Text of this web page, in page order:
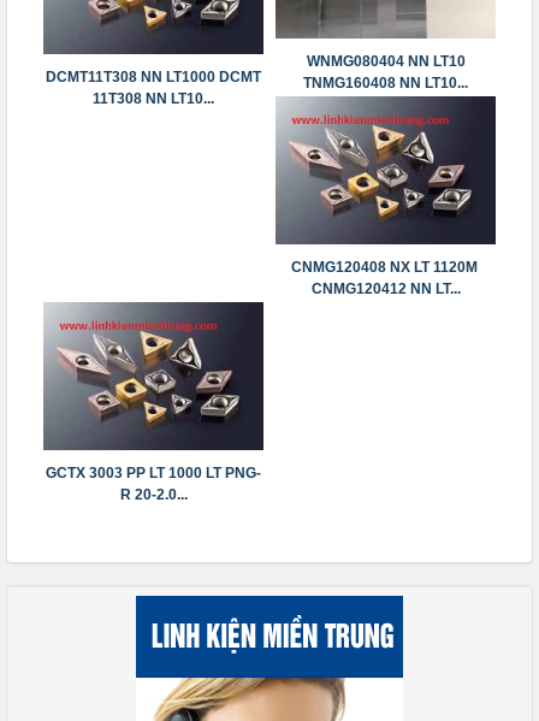
DCMT11T308 NN LT1000 DCMT
11T308 NN LT10...
WNMG080404 NN LT10
TNMG160408 NN LT10...
CNMG120408 NX LT 1120M
CNMG120412 NN LT...
GCTX 3003 PP LT 1000 LT PNG-
R 20-2.0...